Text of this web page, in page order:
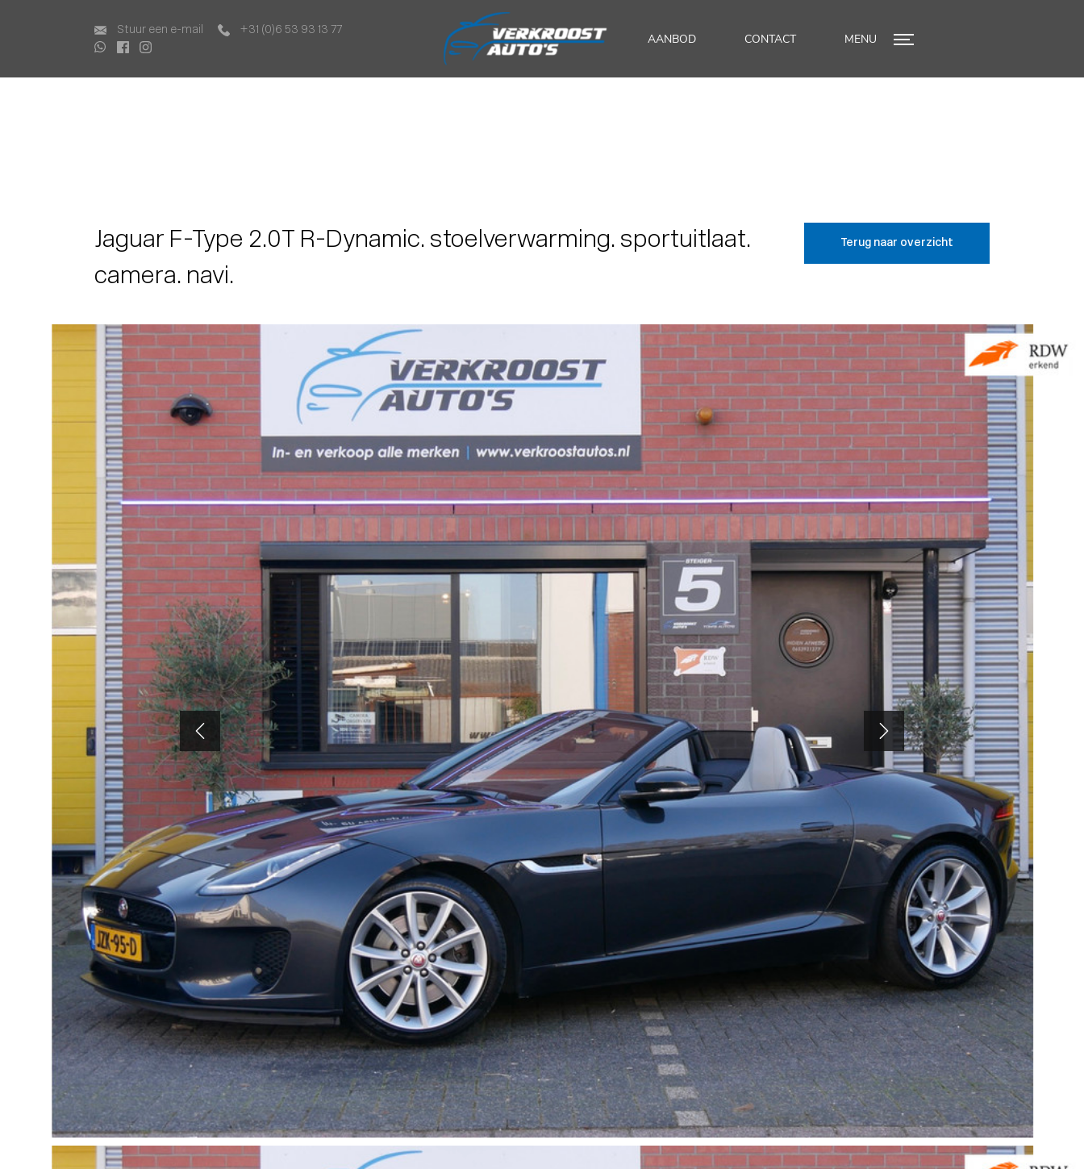
Over ons
Stuur een e-mail +31 (0)6 53 93 13 77
AANBOD CONTACT MENU
Jaguar F-Type 2.0T R-Dynamic. stoelverwarming. sportuitlaat.
camera. navi.
Terug naar overzicht